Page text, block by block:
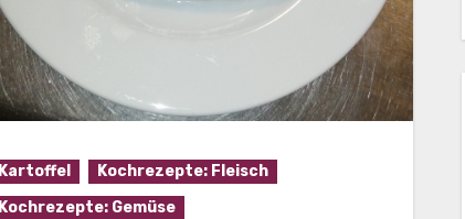
Kartoffel
Kochrezepte: Fleisch
Kochrezepte: Gemüse